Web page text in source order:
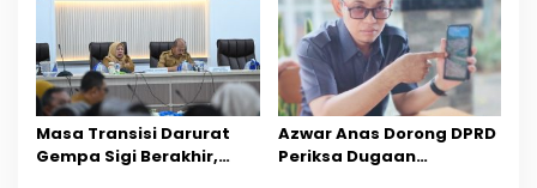
Masa Transisi Darurat
Gempa Sigi Berakhir,
Azwar Anas Dorong DPRD
Periksa Dugaan